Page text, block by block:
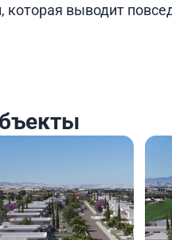
которая выводит